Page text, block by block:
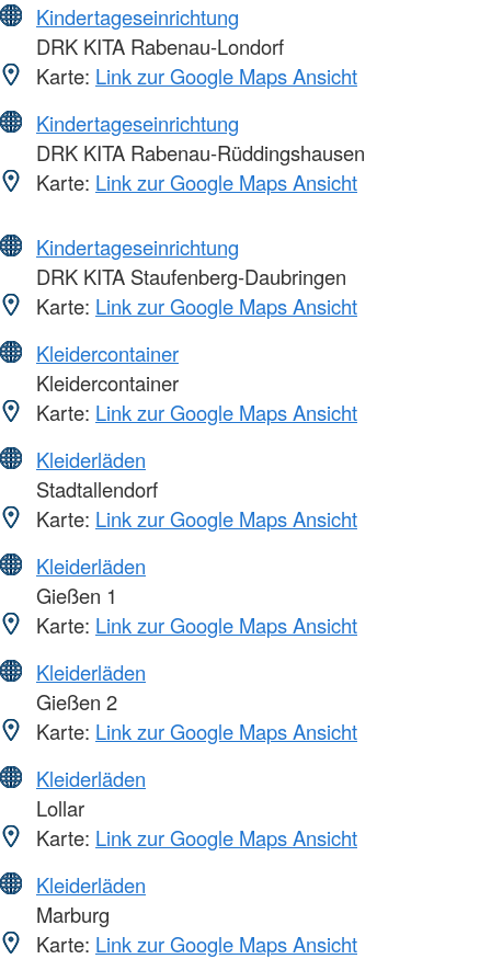
Kindertageseinrichtung
DRK KITA Rabenau-Londorf
Karte: Link zur Google Maps Ansicht
Kindertageseinrichtung
DRK KITA Rabenau-Rüddingshausen
Karte: Link zur Google Maps Ansicht
Kindertageseinrichtung
DRK KITA Staufenberg-Daubringen
Karte: Link zur Google Maps Ansicht
Kleidercontainer
Kleidercontainer
Karte: Link zur Google Maps Ansicht
Kleiderläden
Stadtallendorf
Karte: Link zur Google Maps Ansicht
Kleiderläden
Gießen 1
Karte: Link zur Google Maps Ansicht
Kleiderläden
Gießen 2
Karte: Link zur Google Maps Ansicht
Kleiderläden
Lollar
Karte: Link zur Google Maps Ansicht
Kleiderläden
Marburg
Karte: Link zur Google Maps Ansicht